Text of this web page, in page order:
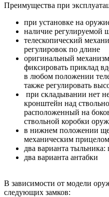
Преимущества при
при установке на
наличие регулируемой
телескопический
регулировок по длине
оригинальный
фиксировать приклад
в любом положении
также регулировать
при складывании нет
кронштейн над
расположенный на
ствольной коробки
в нижнем положении
механическим прицелом
два варианта
два варианта антабки
В зависимости от модели
следующих замков: